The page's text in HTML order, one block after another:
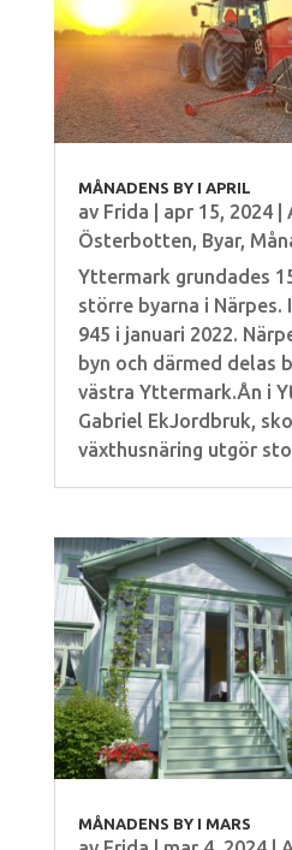
MÅNADENS BY I APRIL
av Frida apr 15, 2024|
Österbotten, Byar,
Yttermark grundades
större byarna i Närpes.
945 i januari 2022.
byn och därmed delas
västra Yttermark.Ån i
Gabriel EkJordbruk,
växthusnäring utgör
MÅNADENS BY I MARS